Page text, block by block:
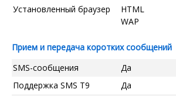
Установленный браузер
HTML
WAP
Прием и передача коротких сообщений
SMS-сообщения
Да
Поддержка SMS T9
Да